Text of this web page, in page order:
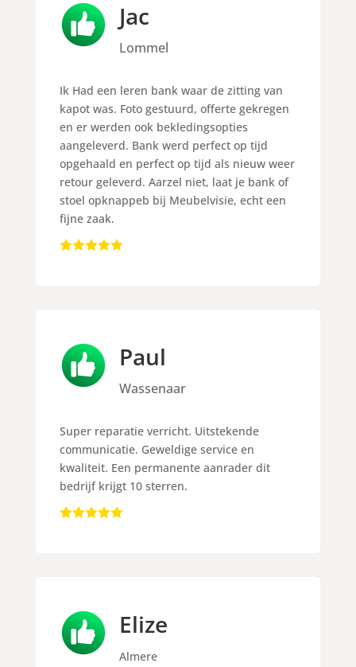
Jac
Lommel
Ik Had een leren bank waar de zitting van
kapot was. Foto gestuurd, offerte gekregen
en er werden ook bekledingsopties
aangeleverd. Bank werd perfect op tijd
opgehaald en perfect op tijd als nieuw weer
retour geleverd. Aarzel niet, laat je bank of
stoel opknappeb bij Meubelvisie, echt een
fijne zaak.
Paul
Wassenaar
Super reparatie verricht. Uitstekende
communicatie. Geweldige service en
kwaliteit. Een permanente aanrader dit
bedrijf krijgt 10 sterren.
Elize
Almere